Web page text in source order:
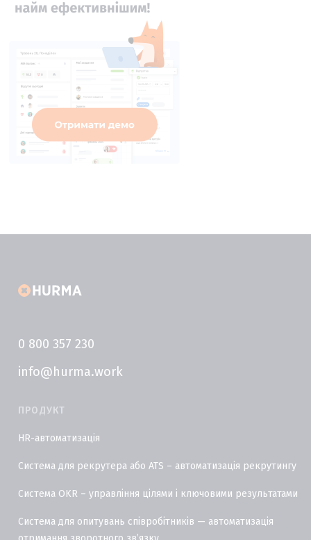
0 800 357 230
info@hurma.work
ПРОДУКТ
HR-автоматизація
Система для рекрутера або ATS – автоматизація рекрутингу
Система OKR – управління цілями і ключовими результатами
Система для опитувань співробітників — автоматизація